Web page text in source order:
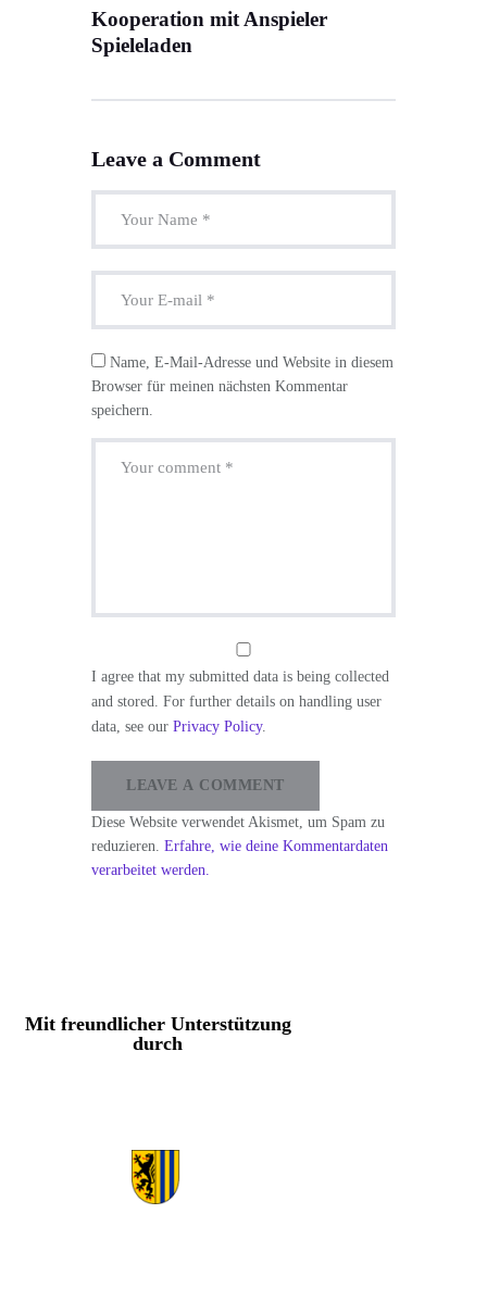
Kooperation mit Anspieler
Spieleladen
Leave a Comment
Name, E-Mail-Adresse und Website in diesem
Browser für meinen nächsten Kommentar
speichern.
I agree that my submitted data is being collected
and stored. For further details on handling user
data, see our Privacy Policy.
Diese Website verwendet Akismet, um Spam zu
reduzieren. Erfahre, wie deine Kommentardaten
verarbeitet werden.
Mit freundlicher Unterstützung
durch